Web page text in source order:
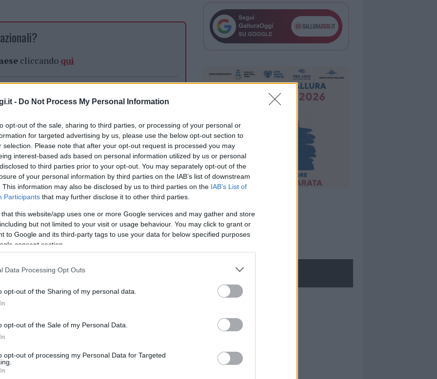
- Do Not Process My Personal Information
opt-out of the sale, sharing to third parties, or processing of your personal or
for targeted advertising by us, please use the below opt-out section to
selection. Please note that after your opt-out request is processed you may
interest-based ads based on personal information utilized by us or personal
to third parties prior to your opt-out. You may separately opt-out of the
of your personal information by third parties on the IAB’s list of downstream
This information may also be disclosed by us to third parties on the IAB’s List of
Participants that may further disclose it to other third parties.
that this website/app uses one or more Google services and may gather and store
but not limited to your visit or usage behaviour. You may click to grant or
to Google and its third-party tags to use your data for below specified purposes
consent section.
Data Processing Opt Outs
opt-out of the Sharing of my personal data.
opt-out of the Sale of my Personal Data.
opt-out of processing my Personal Data for Targeted
cliccando qui
nella sezione
Trainu Moltu Olbia
Prossimo articolo
NECROLOGIE